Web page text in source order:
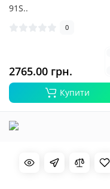
91S..
0
2765.00 грн.
Купити